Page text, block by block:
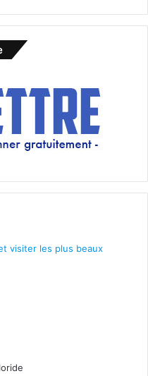
Tom Wolf
Neale Hurston
visiter les plus beaux